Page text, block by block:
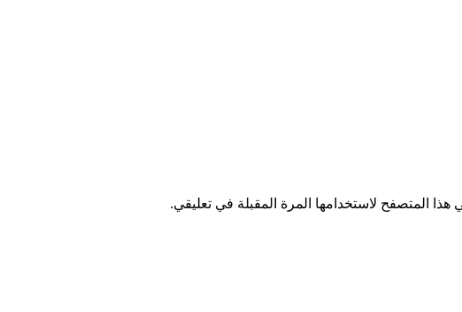
المتصفح لاستخدامها المرة المقبلة في تعليقي.